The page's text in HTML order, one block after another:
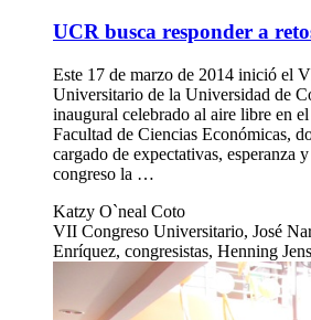
UCR busca responder a
Este 17 de marzo de 2014 inició el
Universitario de la Universidad de
inaugural celebrado al aire libre en
Facultad de Ciencias Económicas,
cargado de expectativas, esperanza
congreso la …
Katzy O`neal Coto
VII Congreso Universitario, José
Enríquez, congresistas, Henning